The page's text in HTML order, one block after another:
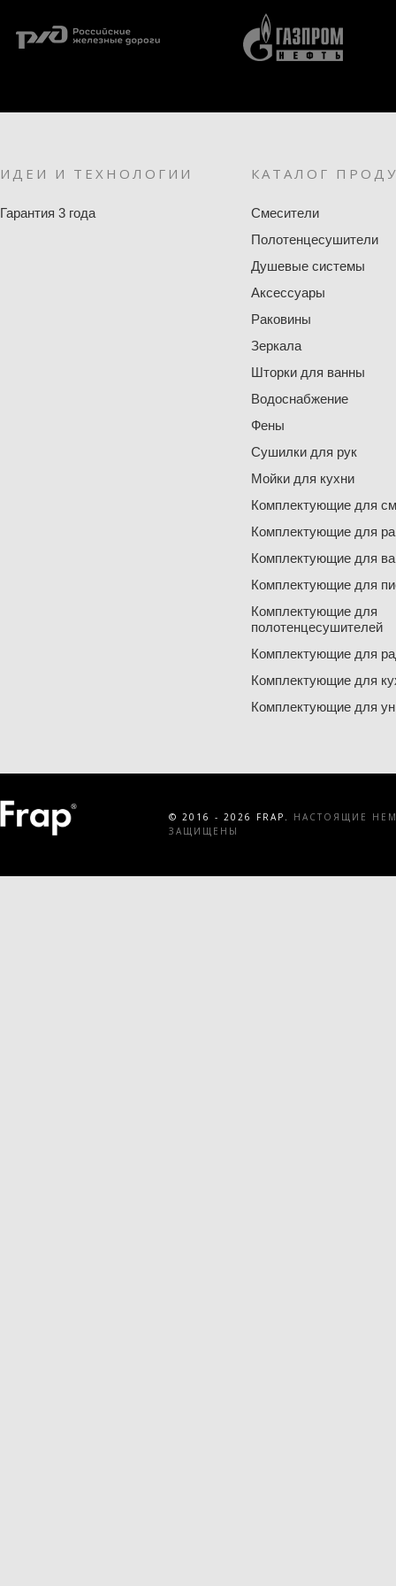
ИДЕИ И ТЕХНОЛОГИИ
Гарантия 3 года
КАТАЛОГ
Смесители
Полотенцесушители
Душевые системы
Аксессуары
Раковины
Зеркала
Шторки для ванны
Водоснабжение
Фены
Сушилки для рук
Мойки для кухни
Комплектующие для
Комплектующие для
Комплектующие для
Комплектующие для
Комплектующие для
полотенцесушителей
Комплектующие для
Комплектующие для
Комплектующие для
© 2016 - 2026 FRAP.
НАСТОЯЩИЕ
ЗАЩИЩЕНЫ